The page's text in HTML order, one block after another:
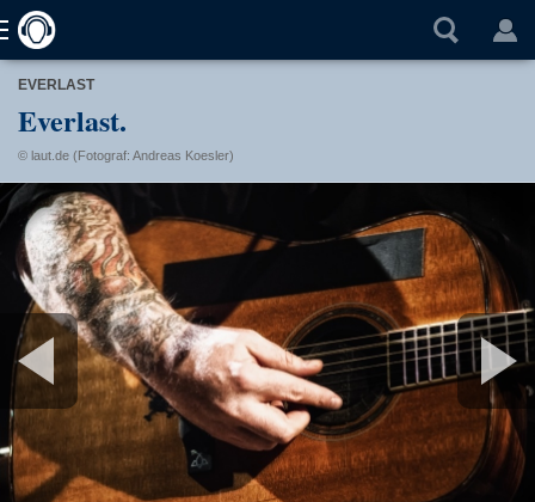
EVERLAST
Everlast.
© laut.de (Fotograf: Andreas Koesler)